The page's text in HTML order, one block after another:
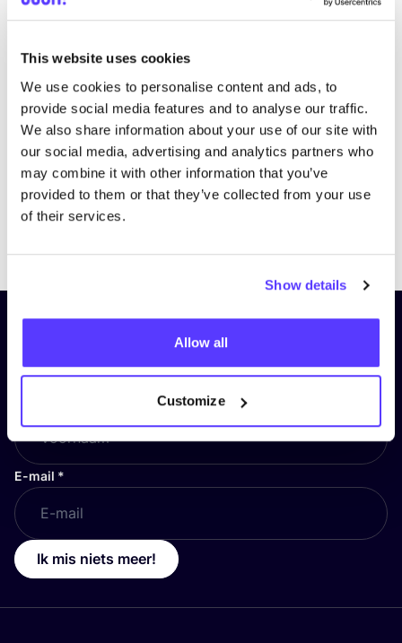
This website uses cookies
We use cookies to personalise content and ads, to
provide social media features and to analyse our traffic.
We also share information about your use of our site with
our social media, advertising and analytics partners who
may combine it with other information that you’ve
provided to them or that they’ve collected from your use
of their services.
Show details
Allow all
Customize
Schrijf je in op onze nieuwsbrief
en blijf op de hoogte!
E-mail *
Ik mis niets meer!